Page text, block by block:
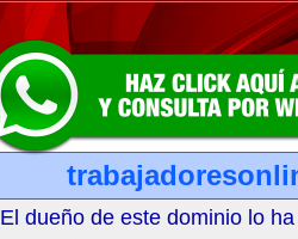
El dueño de este dominio lo